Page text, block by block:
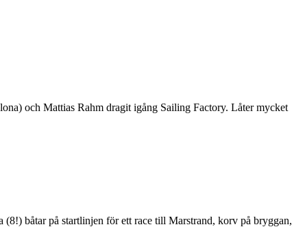
och Mattias Rahm dragit igång Sailing Factory. Låter mycket
båtar på startlinjen för ett race till Marstrand, korv på bryggan,